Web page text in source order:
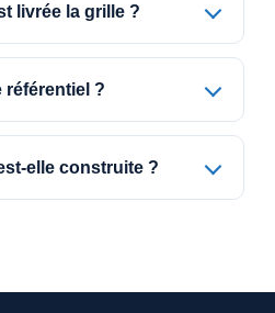
livrée la grille ?
référentiel ?
elle construite ?